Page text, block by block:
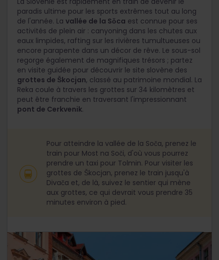
paradis ultime pour les sports extrêmes tout au long
de l'année. La vallée de la Sǒca est connue pour ses
activités de plein air : canyoning dans les chutes aux
eaux limpides, rafting sur les rivières tumultueuses ou
encore parapente dans un décor de rêve. Le sous-sol
regorge également de magnifiques trésors ; partez
en visite guidée pour découvrir le site slovène des
grottes de Škocjan, classé au patrimoine mondial. La
Reka coule à travers les grottes sur 34 kilomètres et
peut être franchie en traversant l'impressionnant
pont de Cerkvenik.
Pour atteindre la vallée de la Soča, prenez le
train pour Most na Soči, d'où vous pourrez
prendre un taxi pour Tolmin. Pour visiter les
grottes de Škocjan, prenez le train jusqu'à
Divača et, de là, suivez le sentier qui mène
aux grottes, ce qui devrait vous prendre 35
minutes environ à pied.